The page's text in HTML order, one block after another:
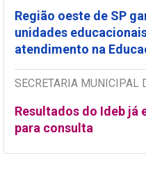
Região oeste de SP
unidades
atendimento na
SECRETARIA MUNICIPAL
Resultados do Ideb já
para consulta